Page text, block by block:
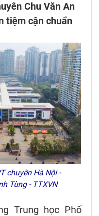
Chu Văn An
tiệm cận chuẩn
chuyên Hà Nội -
Tùng - TTXVN
Trung học Phổ